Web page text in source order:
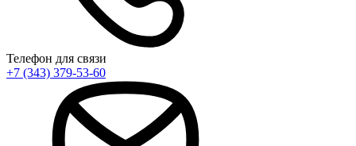
Телефон для связи
+7 (343) 379-53-60